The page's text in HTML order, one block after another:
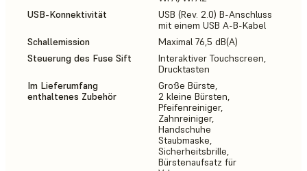
USB-Konnektivität
USB (Rev. 2.0) B-Anschluss
mit einem USB A-B-Kabel
Schallemission
Maximal 76,5 dB(A)
Steuerung des Fuse Sift
Interaktiver Touchscreen,
Drucktasten
Im Lieferumfang
enthaltenes Zubehör
Große Bürste,
2 kleine Bürsten,
Pfeifenreiniger,
Zahnreiniger,
Handschuhe
Staubmaske,
Sicherheitsbrille,
Bürstenaufsatz für